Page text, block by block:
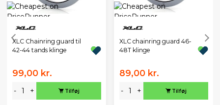
XLC Chainring guard til
42-44 tands klinge
99,00 kr.
- + Tilføj
XLC chainring guard 46-
48T klinge
89,00 kr.
- + Tilføj